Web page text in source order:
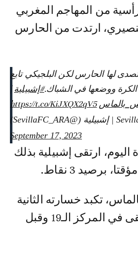
من المهاجم المغربي
ارتدت من الحارس
لها الحارس لكن البلجيكي تابع
الكرة ووضعها في الشباك.#إشبيلية|
https://t.co/KiJXQX2qV5
September 17, 2023
اليوم، ارتقى إشبيلية بذلك
تكبد خسارته الثانية
على التوالي، ليبقى في المركز الـ19 وقبل